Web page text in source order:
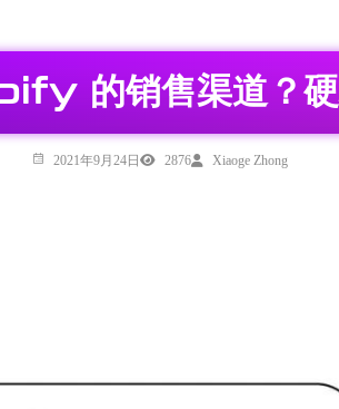
销售渠道？硬核
2021年9月24日 2876 Xiaoge Zhong